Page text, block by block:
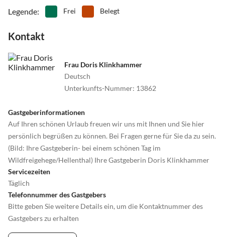
Legende: Frei Belegt
Kontakt
Frau Doris Klinkhammer
Deutsch
Unterkunfts-Nummer: 13862
Gastgeberinformationen
Auf Ihren schönen Urlaub freuen wir uns mit Ihnen und Sie hier
persönlich begrüßen zu können. Bei Fragen gerne für Sie da zu sein.
(Bild: Ihre Gastgeberin- bei einem schönen Tag im
Wildfreigehege/Hellenthal) Ihre Gastgeberin Doris Klinkhammer
Servicezeiten
Täglich
Telefonnummer des Gastgebers
Bitte geben Sie weitere Details ein, um die Kontaktnummer des
Gastgebers zu erhalten